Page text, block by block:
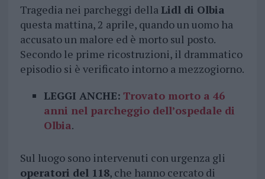
Tragedia nei parcheggi dellaLidl di Olbia
questa mattina, 2 aprile, quando un uomo ha
accusato un malore ed è morto sul posto.
Secondo le prime ricostruzioni, il drammatico
episodio si è verificato intorno a mezzogiorno.
LEGGI ANCHE: Trovato morto a 46
anni nel parcheggio dell’ospedale di
Olbia.
Sul luogo sono intervenuti con urgenza gli
operatori del 118, che hanno cercato di